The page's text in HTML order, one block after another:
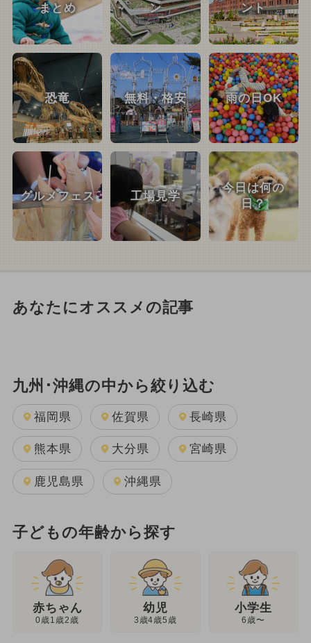
まとめ
ン
ント
恐竜 無料・格安 雨の日OK
グルメフェス 工場見学
今日は何の
日？
あなたにオススメの記事
九州･沖縄の中から絞り込む
福岡県 佐賀県 長崎県
熊本県 大分県 宮崎県
鹿児島県 沖縄県
子どもの年齢から探す
赤ちゃん
0歳1歳2歳
幼児
3歳4歳5歳
小学生
6歳〜